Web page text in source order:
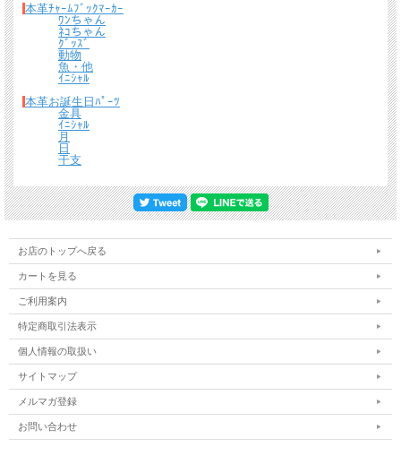
本革ﾁｬｰﾑﾌﾞｯｸﾏｰｶｰ
ﾜﾝちゃん
ﾈｺちゃん
ｸﾞｯｽﾞ
動物
魚・他
ｲﾆｼｬﾙ
本革お誕生日ﾊﾟｰﾂ
金具
ｲﾆｼｬﾙ
月
日
干支
お店のトップへ戻る
カートを見る
ご利用案内
特定商取引法表示
個人情報の取扱い
サイトマップ
メルマガ登録
お問い合わせ